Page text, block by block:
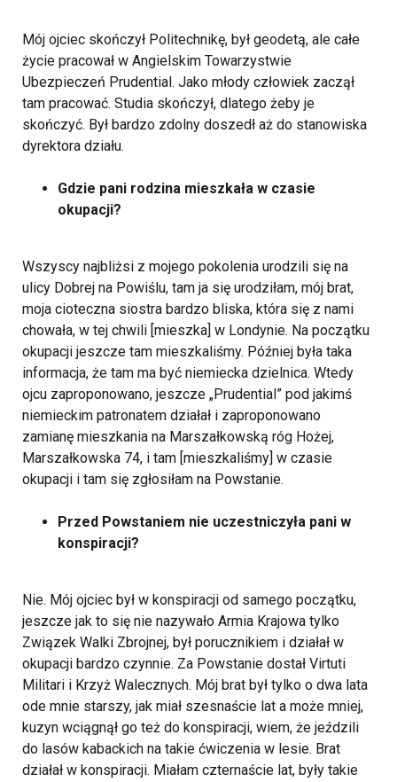
Mój ojciec skończył Politechnikę, był geodetą, ale całe
życie pracował w Angielskim Towarzystwie
Ubezpieczeń Prudential. Jako młody człowiek zaczął
tam pracować. Studia skończył, dlatego żeby je
skończyć. Był bardzo zdolny doszedł aż do stanowiska
dyrektora działu.
Gdzie pani rodzina mieszkała w czasie
okupacji?
Wszyscy najbliżsi z mojego pokolenia urodzili się na
ulicy Dobrej na Powiślu, tam ja się urodziłam, mój brat,
moja cioteczna siostra bardzo bliska, która się z nami
chowała, w tej chwili [mieszka] w Londynie. Na początku
okupacji jeszcze tam mieszkaliśmy. Później była taka
informacja, że tam ma być niemiecka dzielnica. Wtedy
ojcu zaproponowano, jeszcze „Prudential” pod jakimś
niemieckim patronatem działał i zaproponowano
zamianę mieszkania na Marszałkowską róg Hożej,
Marszałkowska 74, i tam [mieszkaliśmy] w czasie
okupacji i tam się zgłosiłam na Powstanie.
Przed Powstaniem nie uczestniczyła pani w
konspiracji?
Nie. Mój ojciec był w konspiracji od samego początku,
jeszcze jak to się nie nazywało Armia Krajowa tylko
Związek Walki Zbrojnej, był porucznikiem i działał w
okupacji bardzo czynnie. Za Powstanie dostał Virtuti
Militari i Krzyż Walecznych. Mój brat był tylko o dwa lata
ode mnie starszy, jak miał szesnaście lat a może mniej,
kuzyn wciągnął go też do konspiracji, wiem, że jeździli
do lasów kabackich na takie ćwiczenia w lesie. Brat
działał w konspiracji. Miałam czternaście lat, były takie